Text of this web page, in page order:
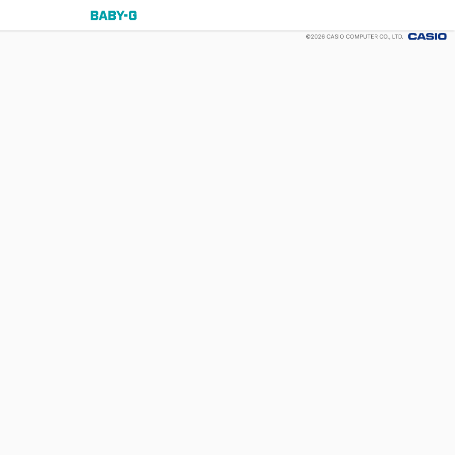
©2026 CASIO COMPUTER CO., LTD.